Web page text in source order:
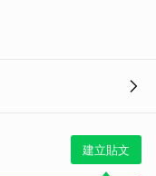
建立貼文